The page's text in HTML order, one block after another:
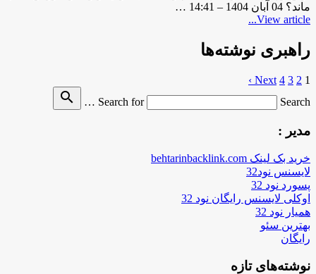
ماند؟ 04 آبان 1404 – 14:41 …
View article...
راهبری نوشته‌ها
1
2
3
4
Next ›
Search for
Search …
search
مدیر :
خرید بک لینک behtarinbacklink.com
لایسنس نود32
پسورد نود 32
اوکلی لایسنس رایگان نود 32
همیار نود 32
بهترین سئو
رایگان
نوشته‌های تازه